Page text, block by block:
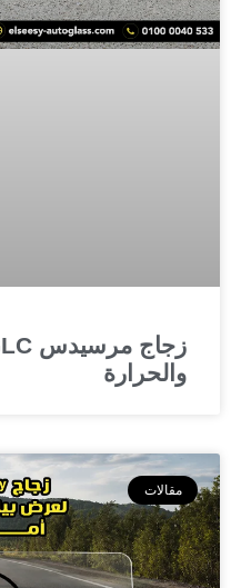
والحرارة
مقالات